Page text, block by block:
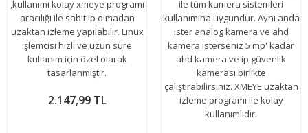
,kullanımı kolay xmeye programı
aracılığı ile sabit ip olmadan
uzaktan izleme yapılabilir. Linux
işlemcisi hızlı ve uzun süre
kullanım için özel olarak
tasarlanmıştır.
2.147,99 TL
ile tüm kamera sistemleri
kullanımına uygundur. Aynı anda
ister analog kamera ve ahd
kamera isterseniz 5 mp' kadar
ahd kamera ve ip güvenlik
kamerası birlikte
çalıştırabilirsiniz. XMEYE uzaktan
izleme programı ile kolay
kullanımlıdır.